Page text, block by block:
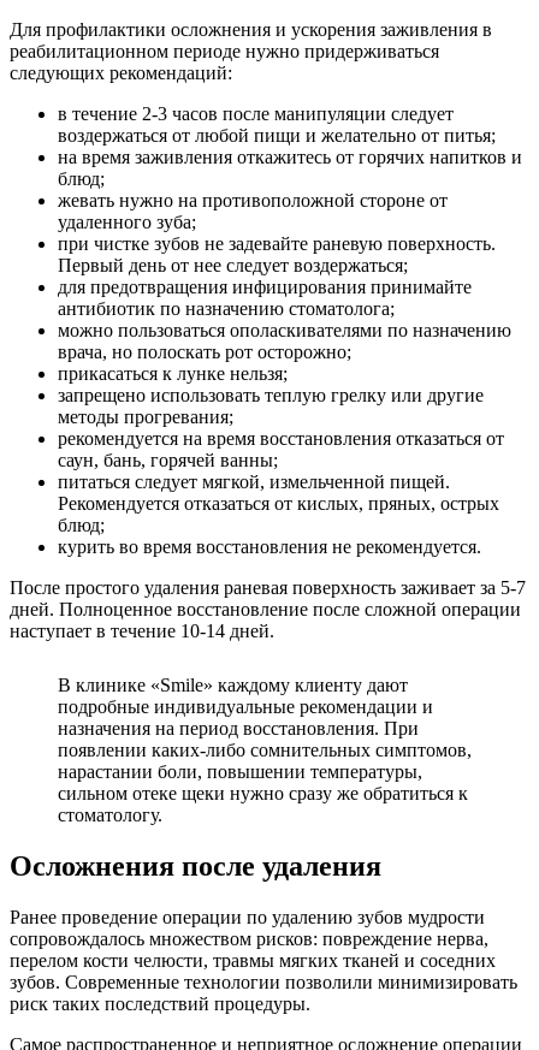
Для профилактики осложнения и ускорения заживления в
реабилитационном периоде нужно придерживаться
следующих рекомендаций:
в течение 2-3 часов после манипуляции следует
воздержаться от любой пищи и желательно от питья;
на время заживления откажитесь от горячих напитков и
блюд;
жевать нужно на противоположной стороне от
удаленного зуба;
при чистке зубов не задевайте раневую поверхность.
Первый день от нее следует воздержаться;
для предотвращения инфицирования принимайте
антибиотик по назначению стоматолога;
можно пользоваться ополаскивателями по назначению
врача, но полоскать рот осторожно;
прикасаться к лунке нельзя;
запрещено использовать теплую грелку или другие
методы прогревания;
рекомендуется на время восстановления отказаться от
саун, бань, горячей ванны;
питаться следует мягкой, измельченной пищей.
Рекомендуется отказаться от кислых, пряных, острых
блюд;
курить во время восстановления не рекомендуется.
После простого удаления раневая поверхность заживает за 5-7
дней. Полноценное восстановление после сложной операции
наступает в течение 10-14 дней.
В клинике «Smile» каждому клиенту дают
подробные индивидуальные рекомендации и
назначения на период восстановления. При
появлении каких-либо сомнительных симптомов,
нарастании боли, повышении температуры,
сильном отеке щеки нужно сразу же обратиться к
стоматологу.
Осложнения после удаления
Ранее проведение операции по удалению зубов мудрости
сопровождалось множеством рисков: повреждение нерва,
перелом кости челюсти, травмы мягких тканей и соседних
зубов. Современные технологии позволили минимизировать
риск таких последствий процедуры.
Самое распространенное и неприятное осложнение операции